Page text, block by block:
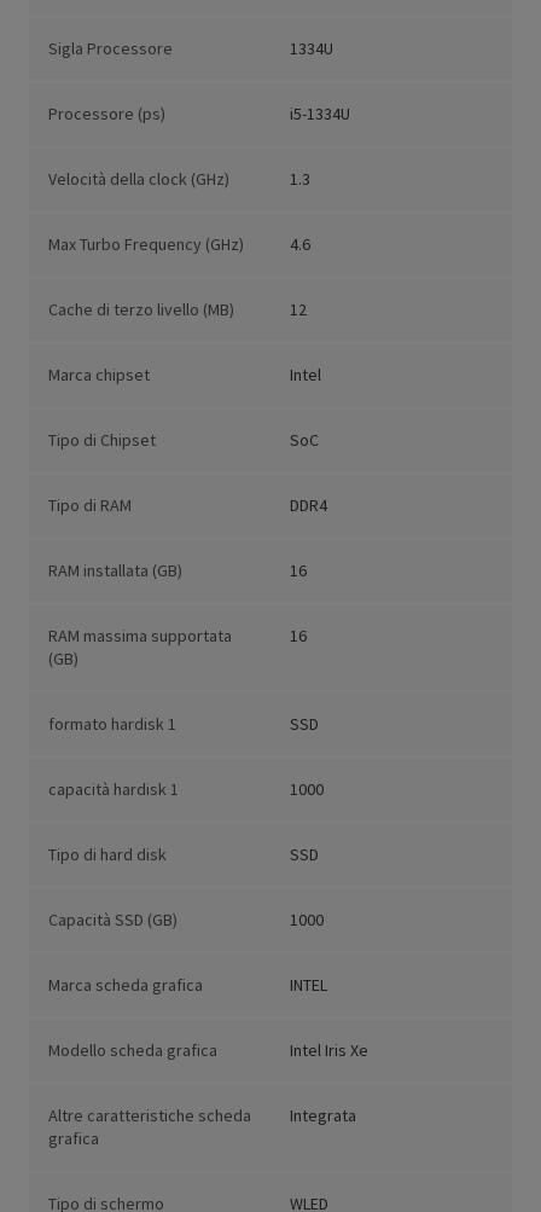
Sigla Processore 1334U
Processore (ps) i5-1334U
Velocità della clock (GHz) 1.3
Max Turbo Frequency (GHz) 4.6
Cache di terzo livello (MB) 12
Marca chipset Intel
Tipo di Chipset SoC
Tipo di RAM DDR4
RAM installata (GB) 16
RAM massima supportata
(GB)
16
formato hardisk 1 SSD
capacità hardisk 1 1000
Tipo di hard disk SSD
Capacità SSD (GB) 1000
Marca scheda grafica INTEL
Modello scheda grafica Intel Iris Xe
Altre caratteristiche scheda
grafica
Integrata
Tipo di schermo WLED